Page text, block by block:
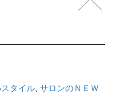
タイル, サロンのＮＥＷ